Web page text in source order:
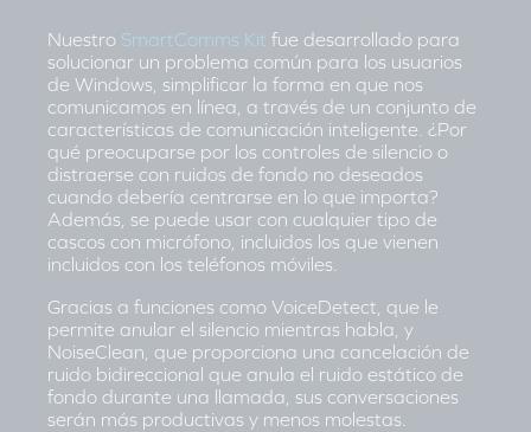
Nuestro SmartComms Kit fue desarrollado para
solucionar un problema común para los usuarios
de Windows, simplificar la forma en que nos
comunicamos en línea, a través de un conjunto de
características de comunicación inteligente. ¿Por
qué preocuparse por los controles de silencio o
distraerse con ruidos de fondo no deseados
cuando debería centrarse en lo que importa?
Además, se puede usar con cualquier tipo de
cascos con micrófono, incluidos los que vienen
incluidos con los teléfonos móviles.
Gracias a funciones como VoiceDetect, que le
permite anular el silencio mientras habla, y
NoiseClean, que proporciona una cancelación de
ruido bidireccional que anula el ruido estático de
fondo durante una llamada, sus conversaciones
serán más productivas y menos molestas.